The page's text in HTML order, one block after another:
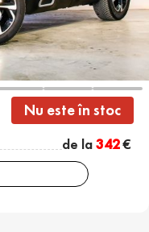
Nu este în stoc
de la342€